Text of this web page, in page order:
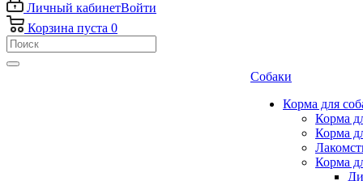
Личный кабинетВойти
Корзина пуста 0
Собаки
Корма для
Корма
Корма
Корма